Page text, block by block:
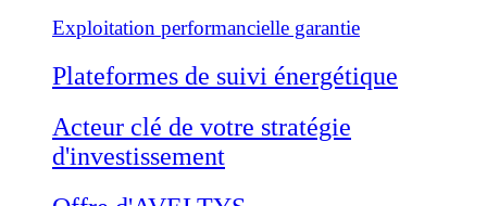
Exploitation performancielle garantie
Plateformes de suivi énergétique
Acteur clé de votre stratégie
d'investissement